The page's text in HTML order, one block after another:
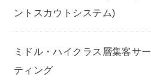
ントスカウトシステム)
ミドル・ハイクラス層集客サ
ティング